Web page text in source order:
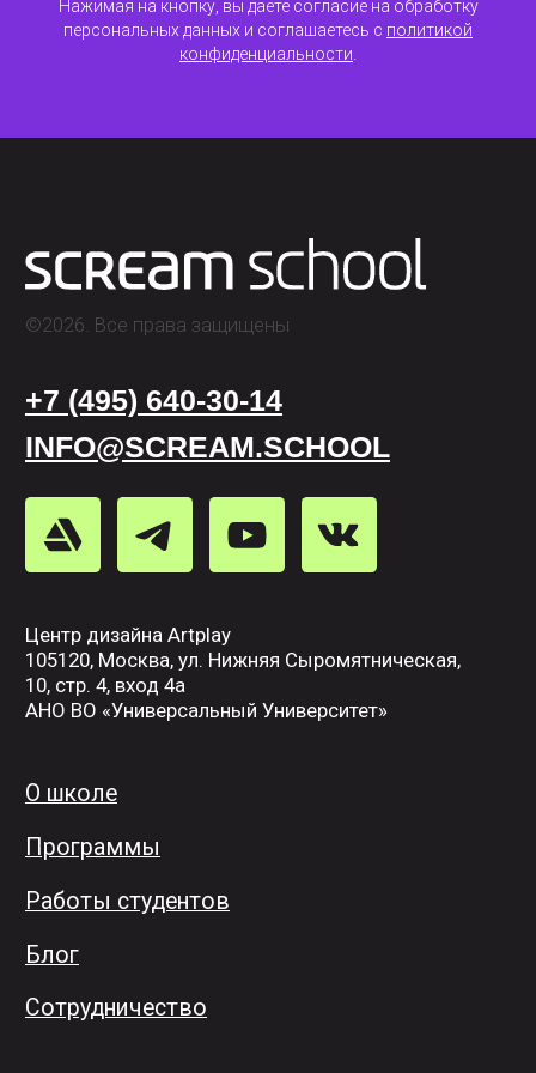
Нажимая на кнопку, вы даете согласие на обработку
персональных данных и соглашаетесь c политикой
конфиденциальности
Лицензия на осуществление
образовательной деятельности АНО ВО
«Универсальный Университет»